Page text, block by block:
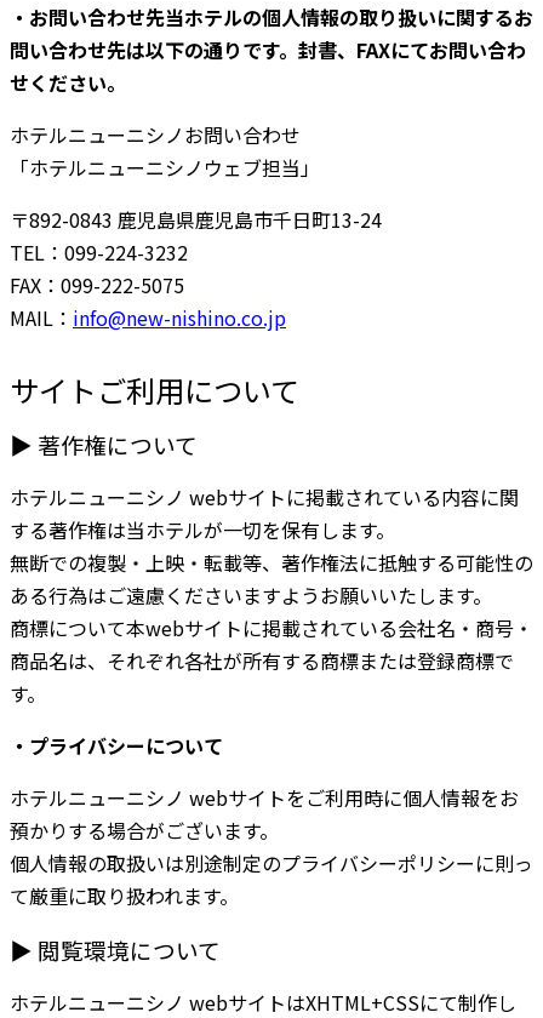
・お問い合わせ先当ホテルの個人情報の取り扱いに関するお
問い合わせ先は以下の通りです。封書、FAXにてお問い合わ
せください。
ホテルニューニシノお問い合わせ
「ホテルニューニシノウェブ担当」
〒892-0843 鹿児島県鹿児島市千日町13-24
TEL：099-224-3232
FAX：099-222-5075
MAIL：
pj.oc
.onih
sin-w
en@of
ni
サイトご利用について
▶ 著作権について
ホテルニューニシノ webサイトに掲載されている内容に関
する著作権は当ホテルが一切を保有します。
無断での複製・上映・転載等、著作権法に抵触する可能性の
ある行為はご遠慮くださいますようお願いいたします。
商標について本webサイトに掲載されている会社名・商号・
商品名は、それぞれ各社が所有する商標または登録商標で
す。
・プライバシーについて
ホテルニューニシノ webサイトをご利用時に個人情報をお
預かりする場合がございます。
個人情報の取扱いは別途制定のプライバシーポリシーに則っ
て厳重に取り扱われます。
▶ 閲覧環境について
ホテルニューニシノ webサイトはXHTML+CSSにて制作し